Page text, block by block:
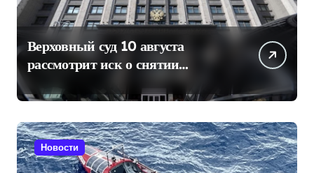
Верховный суд 10 августа
рассмотрит иск о снятии
«Яблока» с выборов в Госдуму
Новости